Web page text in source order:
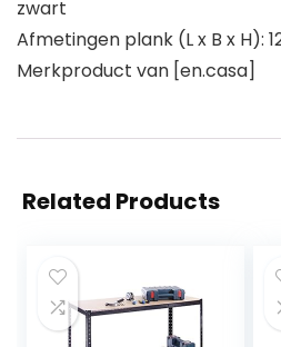
zwart
Afmetingen plank (L x B x H):
Merkproduct van [en.casa]
Related Products